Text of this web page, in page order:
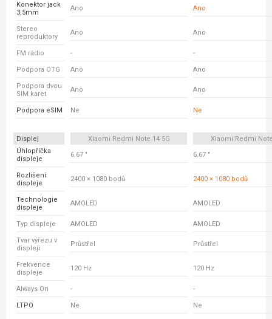
Konektor jack
3,5mm
Ano Ano
Stereo
reproduktory
Ano Ano
FM rádio - -
Podpora OTG Ano Ano
Podpora dvou
SIM karet
Ano Ano
Podpora eSIM Ne Ne
Displej Xiaomi Redmi Note 14 5G
Xiaomi Redmi
Úhlopříčka
displeje
6.67 " 6.67 "
Rozlišení
displeje
2400 × 1080 bodů 2400 × 1080 bodů
Technologie
displeje
AMOLED AMOLED
Typ displeje AMOLED AMOLED
Tvar výřezu v
displeji
Průstřel Průstřel
Frekvence
displeje
120 Hz 120 Hz
Always On - -
LTPO Ne Ne